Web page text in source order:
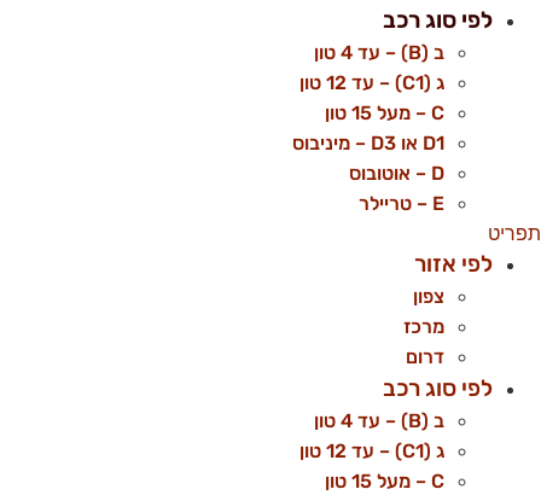
לפי סוג רכב
ב (B) – עד 4 טון
ג (C1) – עד 12 טון
C – מעל 15 טון
D1 או D3 – מיניבוס
D – אוטובוס
E – טריילר
לפי אזור
צפון
מרכז
דרום
לפי סוג רכב
ב (B) – עד 4 טון
ג (C1) – עד 12 טון
C – מעל 15 טון